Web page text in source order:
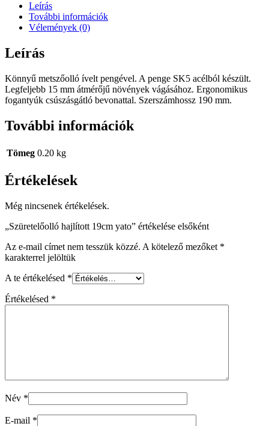
Leírás
További információk
Vélemények (0)
Leírás
Könnyű metszőolló ívelt pengével. A penge SK5 acélból készült.
Legfeljebb 15 mm átmérőjű növények vágásához. Ergonomikus
fogantyúk csúszásgátló bevonattal. Szerszámhossz 190 mm.
További információk
Tömeg 0.20 kg
Értékelések
Még nincsenek értékelések.
„Szüretelőolló hajlított 19cm yato” értékelése elsőként
Az e-mail címet nem tesszük közzé. A kötelező mezőket *
karakterrel jelöltük
A te értékelésed *
Értékelésed *
Név *
E-mail *